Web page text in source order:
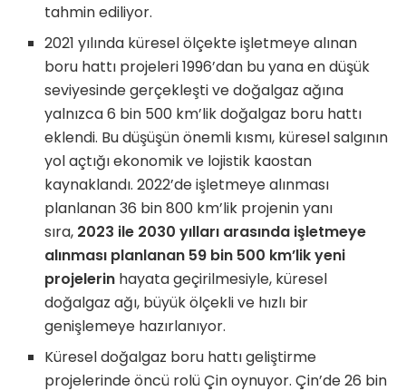
tahmin ediliyor.
2021 yılında küresel ölçekte işletmeye alınan
boru hattı projeleri 1996’dan bu yana en düşük
seviyesinde gerçekleşti ve doğalgaz ağına
yalnızca 6 bin 500 km’lik doğalgaz boru hattı
eklendi. Bu düşüşün önemli kısmı, küresel salgının
yol açtığı ekonomik ve lojistik kaostan
kaynaklandı. 2022’de işletmeye alınması
planlanan 36 bin 800 km’lik projenin yanı
sıra, 2023 ile 2030 yılları arasında işletmeye
alınması planlanan 59 bin 500 km’lik yeni
projelerin hayata geçirilmesiyle, küresel
doğalgaz ağı, büyük ölçekli ve hızlı bir
genişlemeye hazırlanıyor.
Küresel doğalgaz boru hattı geliştirme
projelerinde öncü rolü Çin oynuyor. Çin’de 26 bin